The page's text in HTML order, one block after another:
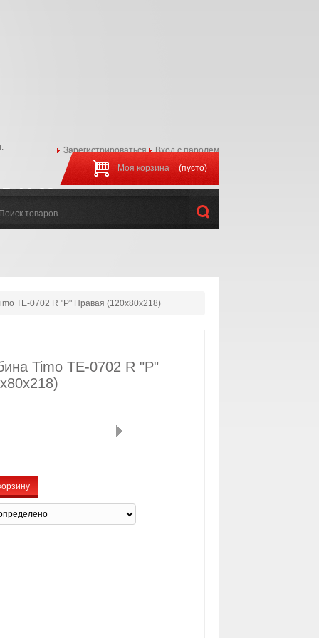
Зарегистрироваться Вход с паролем
Моя корзина (пусто)
44-22
до 20:00
TE-0702 R "P" Правая (120x80x218)
Timo TE-0702 R "P"